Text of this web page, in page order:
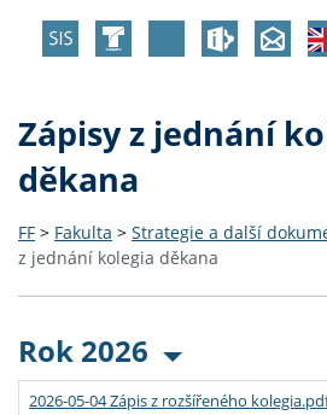
Zápisy z jednání
děkana
FF > Fakulta > Strategie a další
z jednání kolegia děkana
Rok 2026
2026-05-04 Zápis z rozšířeného